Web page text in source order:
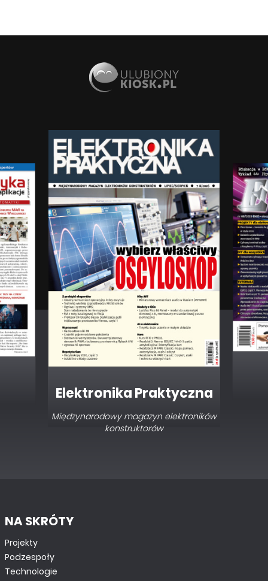
Elektronika dla
Wszystkich
Interesująca elektronika dla pasjonatów
NA SKRÓTY
Projekty
Podzespoły
Technologie